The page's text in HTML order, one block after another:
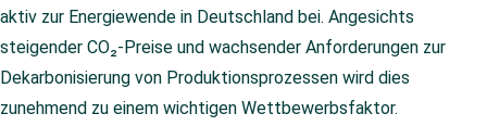
aktiv zur Energiewende in Deutschland bei. Angesichts
steigender CO₂-Preise und wachsender Anforderungen zur
Dekarbonisierung von Produktionsprozessen wird dies
zunehmend zu einem wichtigen Wettbewerbsfaktor.